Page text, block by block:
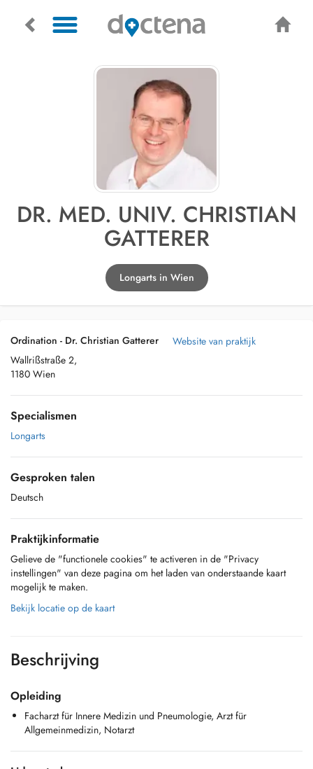
DR. MED. UNIV. CHRISTIAN
GATTERER
Longarts in Wien
Ordination - Dr. Christian Gatterer
Wallrißstraße 2,
1180 Wien
Website van praktijk
Specialismen
Longarts
Gesproken talen
Deutsch
Praktijkinformatie
Gelieve de "functionele cookies" te activeren in de "Privacy
instellingen" van deze pagina om het laden van onderstaande kaart
mogelijk te maken.
Bekijk locatie op de kaart
Beschrijving
Opleiding
Facharzt für Innere Medizin und Pneumologie, Arzt für
Allgemeinmedizin, Notarzt